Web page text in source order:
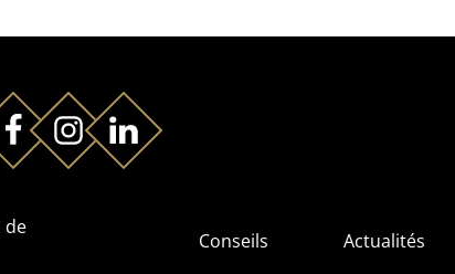
de
Conseils Actualités